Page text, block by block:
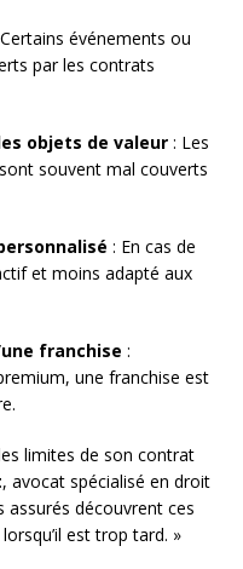
événements ou
par les contrats
objets de valeur : Les
souvent mal couverts
: En cas de
et moins adapté aux
franchise :
une franchise est
limites de son contrat
, avocat spécialisé en droit
assurés découvrent ces
est trop tard. »